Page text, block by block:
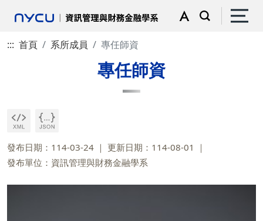
::: 首頁 系所成員 專任師資
專任師資
發布日期：114-03-24
更新日期：114-08-01
發布單位：資訊管理與財務金融學系